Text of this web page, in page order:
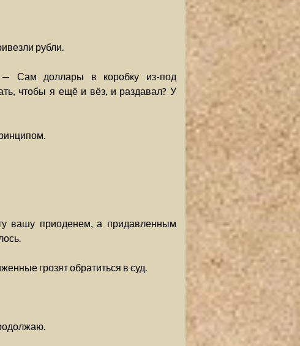
рубли.
Сам доллары в коробку из-под
чтобы я ещё и вёз, и раздавал? У
вашу приоденем, а придавленным
грозят обратиться в суд.